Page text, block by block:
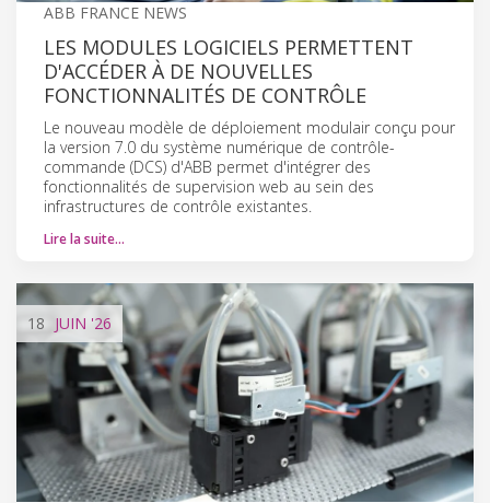
ABB FRANCE NEWS
LES MODULES LOGICIELS PERMETTENT
D'ACCÉDER À DE NOUVELLES
FONCTIONNALITÉS DE CONTRÔLE
Le nouveau modèle de déploiement modulair conçu pour
la version 7.0 du système numérique de contrôle-
commande (DCS) d'ABB permet d'intégrer des
fonctionnalités de supervision web au sein des
infrastructures de contrôle existantes.
Lire la suite…
18 JUIN '26